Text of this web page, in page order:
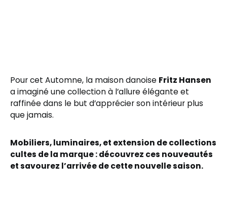
Pour cet Automne, la maison danoise Fritz Hansen
a imaginé une collection à l’allure élégante et
raffinée dans le but d’apprécier son intérieur plus
que jamais.
Mobiliers, luminaires, et extension de collections
cultes de la marque : découvrez ces nouveautés
et savourez l’arrivée de cette nouvelle saison.